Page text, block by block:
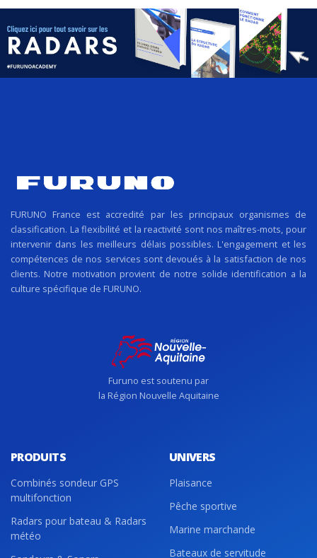
FURUNO France est accredité par les principaux organismes de
classification. La flexibilité et la reactivité sont nos maîtres-mots, pour
intervenir dans les meilleurs délais possibles. L'engagement et les
compétences de nos services sont devoués à la satisfaction de nos
clients. Notre motivation provient de notre solide identification a la
culture spécifique de FURUNO.
Furuno est soutenu par
la Région Nouvelle Aquitaine
PRODUITS
Combinés sondeur GPS
multifonction
Radars pour bateau & Radars
météo
UNIVERS
Plaisance
Pêche sportive
Marine marchande
Bateaux de servitude